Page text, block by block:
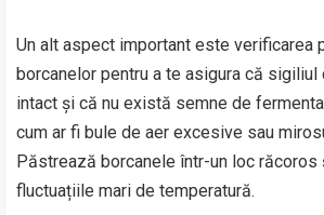
Un alt aspect important este verificarea
borcanelor pentru a te asigura că sigiliul
intact și că nu există semne de
cum ar fi bule de aer excesive sau
Păstrează borcanele într-un loc răcoros
fluctuațiile mari de temperatură.